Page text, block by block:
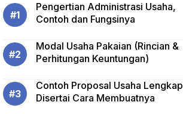
Pengertian Administrasi Usaha,
Contoh dan Fungsinya
Modal Usaha Pakaian (Rincian &
Perhitungan Keuntungan)
Contoh Proposal Usaha Lengkap
Disertai Cara Membuatnya